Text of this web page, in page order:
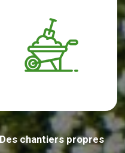
chantiers propres